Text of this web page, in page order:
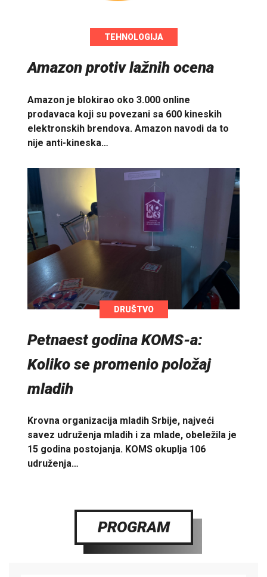
TEHNOLOGIJA
Amazon protiv lažnih ocena
Amazon je blokirao oko 3.000 online
prodavaca koji su povezani sa 600 kineskih
elektronskih brendova. Amazon navodi da to
nije anti-kineska…
DRUŠTVO
Petnaest godina KOMS-a:
Koliko se promenio položaj
mladih
Krovna organizacija mladih Srbije, najveći
savez udruženja mladih i za mlade, obeležila je
15 godina postojanja. KOMS okuplja 106
udruženja…
PROGRAM